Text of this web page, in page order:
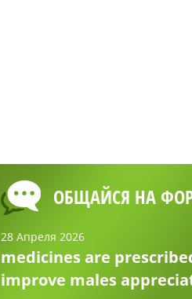
ОБЩАЙСЯ НА
28 Апреля 2026
medicines are
improve males